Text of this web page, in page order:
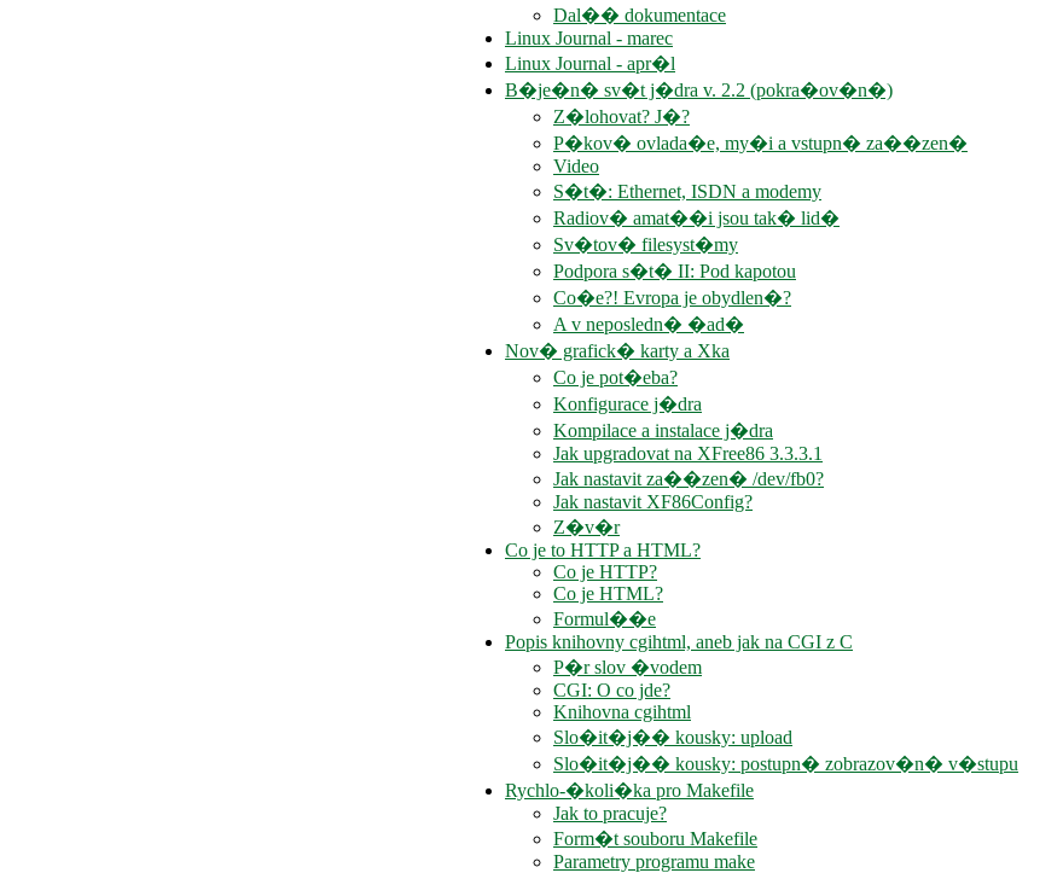
Dal�� dokumentace
Linux Journal - marec
Linux Journal - apr�l
B�je�n� sv�t j�dra v. 2.2 (pokra�ov�n�)
Z�lohovat? J�?
P�kov� ovlada�e, my�i a vstupn� za��zen�
Video
S�t�: Ethernet, ISDN a modemy
Radiov� amat��i jsou tak� lid�
Sv�tov� filesyst�my
Podpora s�t� II: Pod kapotou
Co�e?! Evropa je obydlen�?
A v neposledn� �ad�
Nov� grafick� karty a Xka
Co je pot�eba?
Konfigurace j�dra
Kompilace a instalace j�dra
Jak upgradovat na XFree86 3.3.3.1
Jak nastavit za��zen� /dev/fb0?
Jak nastavit XF86Config?
Z�v�r
Co je to HTTP a HTML?
Co je HTTP?
Co je HTML?
Formul��e
Popis knihovny cgihtml, aneb jak na CGI z C
P�r slov �vodem
CGI: O co jde?
Knihovna cgihtml
Slo�it�j�� kousky: upload
Slo�it�j�� kousky: postupn� zobrazov�n� v�stupu
Rychlo-�koli�ka pro Makefile
Jak to pracuje?
Form�t souboru Makefile
Parametry programu make